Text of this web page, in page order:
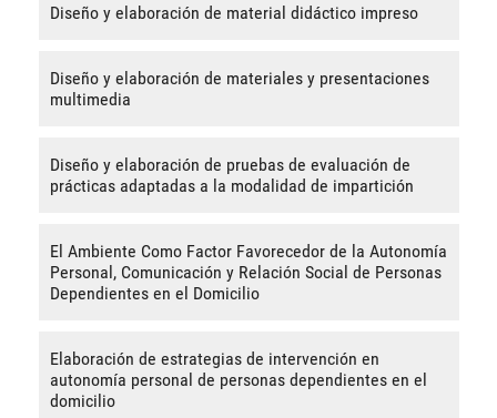
Diseño y elaboración de material didáctico impreso
Diseño y elaboración de materiales y presentaciones
multimedia
Diseño y elaboración de pruebas de evaluación de
prácticas adaptadas a la modalidad de impartición
El Ambiente Como Factor Favorecedor de la Autonomía
Personal, Comunicación y Relación Social de Personas
Dependientes en el Domicilio
Elaboración de estrategias de intervención en
autonomía personal de personas dependientes en el
domicilio